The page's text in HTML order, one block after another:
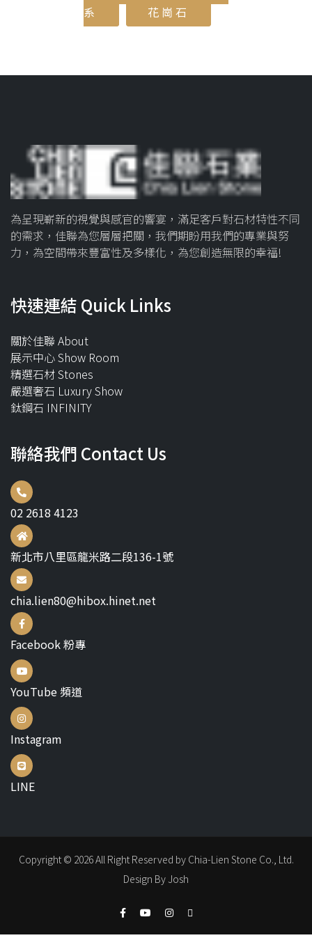
系
花崗石
為呈現嶄新的視覺與感官的響宴，滿足客戶對石材特性不同
的需求，佳聯為您層層把關，我們期盼用我們的專業與努
力，為空間帶來豐富性及多樣化，為您創造無限的幸福!
快速連結 Quick Links
關於佳聯 About
展示中心 Show Room
精選石材 Stones
嚴選奢石 Luxury Show
鈦鋼石 INFINITY
聯絡我們 Contact Us
02 2618 4123
新北市八里區龍米路二段136-1號
chia.lien80@hibox.hinet.net
Facebook 粉專
YouTube 頻道
Instagram
LINE
Copyright © 2026 All Right Reserved by Chia-Lien Stone Co., Ltd.
Design By Josh